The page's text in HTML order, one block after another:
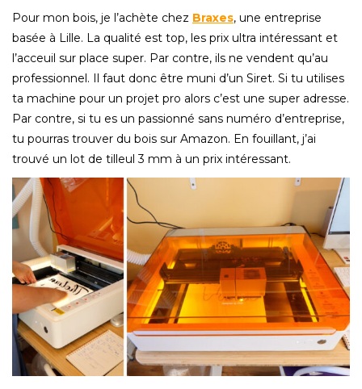
Pour mon bois, je l’achète chez Braxes, une entreprise
basée à Lille. La qualité est top, les prix ultra intéressant et
l’acceuil sur place super. Par contre, ils ne vendent qu’au
professionnel. Il faut donc être muni d’un Siret. Si tu utilises
ta machine pour un projet pro alors c’est une super adresse.
Par contre, si tu es un passionné sans numéro d’entreprise,
tu pourras trouver du bois sur Amazon. En fouillant, j’ai
trouvé un lot de tilleul 3 mm à un prix intéressant.